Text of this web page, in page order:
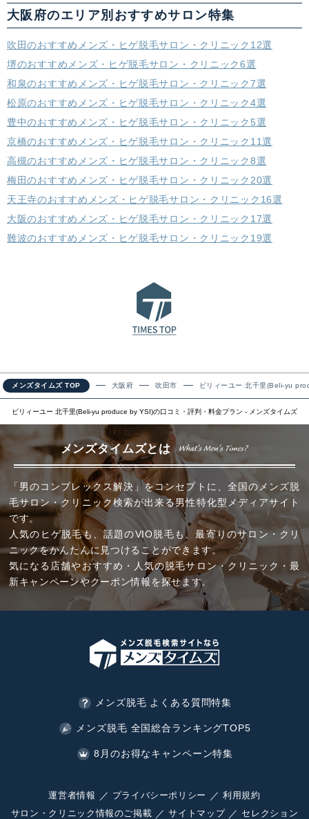
大阪府のエリア別おすすめサロン特集
吹田のおすすめメンズ・ヒゲ脱毛サロン・クリニック12選
堺のおすすめメンズ・ヒゲ脱毛サロン・クリニック6選
和泉のおすすめメンズ・ヒゲ脱毛サロン・クリニック7選
松原のおすすめメンズ・ヒゲ脱毛サロン・クリニック4選
豊中のおすすめメンズ・ヒゲ脱毛サロン・クリニック5選
京橋のおすすめメンズ・ヒゲ脱毛サロン・クリニック11選
高槻のおすすめメンズ・ヒゲ脱毛サロン・クリニック8選
梅田のおすすめメンズ・ヒゲ脱毛サロン・クリニック20選
天王寺のおすすめメンズ・ヒゲ脱毛サロン・クリニック16選
大阪のおすすめメンズ・ヒゲ脱毛サロン・クリニック17選
難波のおすすめメンズ・ヒゲ脱毛サロン・クリニック19選
メンズタイムズ TOP 大阪府 吹田市 ビリィーユー 北千里(Beli-yu
ビリィーユー 北千里(Beli-yu produce by YSI)の口コミ・評判・料金プラン - メンズタイムズ
メンズタイムズとは
「男のコンプレックス解決」をコンセプトに、全国のメンズ脱
毛サロン・クリニック検索が出来る男性特化型メディアサイト
です。
人気のヒゲ脱毛も、話題のVIO脱毛も、最寄りのサロン・クリ
ニックをかんたんに見つけることができます。
気になる店舗やおすすめ・人気の脱毛サロン・クリニック・最
新キャンペーンやクーポン情報を探せます。
メンズ脱毛 よくある質問特集
メンズ脱毛 全国総合ランキングTOP5
8月のお得なキャンペーン特集
運営者情報 プライバシーポリシー
利用規約
サロン・クリニック情報のご掲載
サイトマップ セレクション